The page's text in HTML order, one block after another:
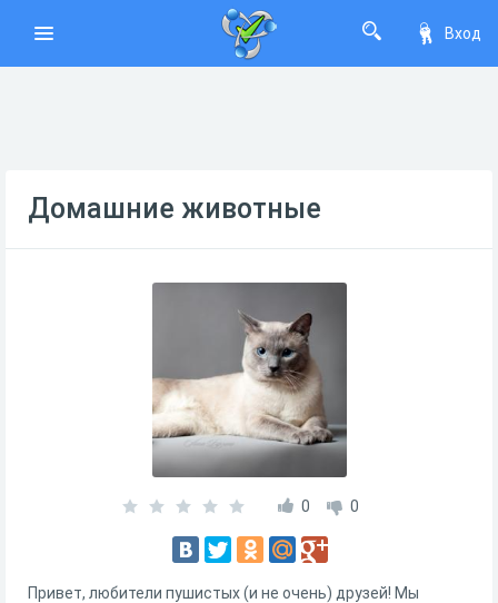
Вход
Домашние животные
0 0
Привет, любители пушистых (и не очень) друзей! Мы